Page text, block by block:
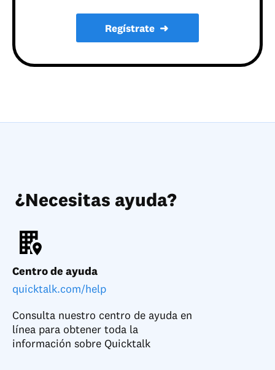
➜
¿Necesitas ayuda?
Centro de ayuda
quicktalk.com/help
Consulta nuestro centro de ayuda en
línea para obtener toda la
información sobre Quicktalk